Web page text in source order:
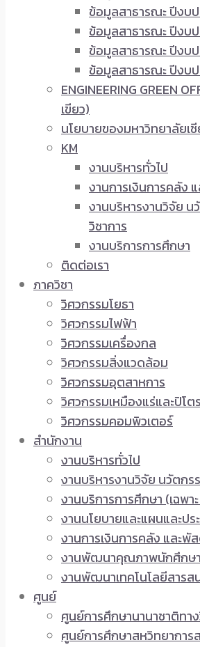
ข้อมูลสาธารณะ ปีงบ
ข้อมูลสาธารณะ ปีงบ
ข้อมูลสาธารณะ ปีงบ
ข้อมูลสาธารณะ ปีงบ
ENGINEERING GREEN
เขียว)
นโยบายของมหาวิทยาลัยเ
KM
งานบริหารทั่วไป
งานการเงินการคลัง
งานบริหารงานวิจัย น
วิชาการ
งานบริการการศึกษา
ติดต่อเรา
ภาควิชา
วิศวกรรมโยธา
วิศวกรรมไฟฟ้า
วิศวกรรมเครื่องกล
วิศวกรรมสิ่งแวดล้อม
วิศวกรรมอุตสาหการ
วิศวกรรมเหมืองแร่และปิโต
วิศวกรรมคอมพิวเตอร์
สำนักงาน
งานบริหารทั่วไป
งานบริหารงานวิจัย นวัตกร
งานบริการการศึกษา (เฉพา
งานนโยบายและแผนและป
งานการเงินการคลัง และพั
งานพัฒนาคุณภาพนักศึกษา
งานพัฒนาเทคโนโลยีสารส
ศูนย์
ศูนย์การศึกษานานาชาติทา
ศูนย์การศึกษาสหวิทยาการ